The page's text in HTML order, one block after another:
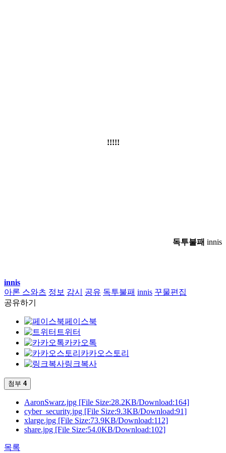
!!!!!
독투불패 innis
innis
아론 스와츠 정보 감시 공유 독투불패 innis 꾸물편집
공유하기
페이스북
트위터
카카오톡
카카오스토리
링크복사
첨부 4
AaronSwarz.jpg [File Size:28.2KB/Download:164]
cyber_security.jpg [File Size:9.3KB/Download:91]
xlarge.jpg [File Size:73.9KB/Download:112]
share.jpg [File Size:54.0KB/Download:102]
목록